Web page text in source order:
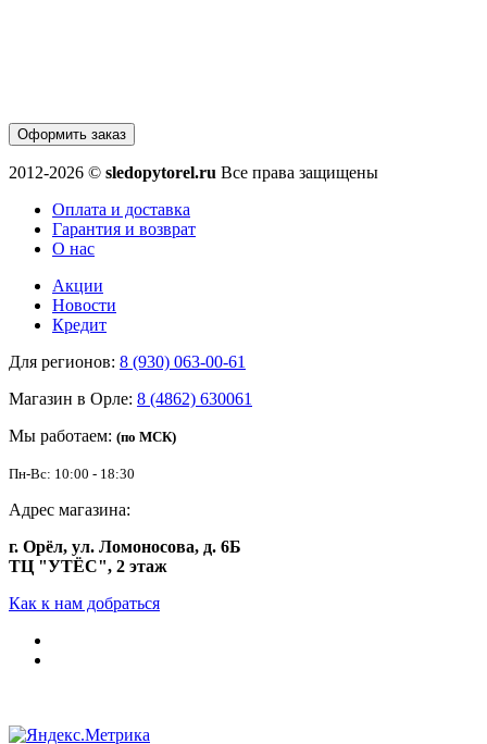
Оформить заказ
2012-2026 © sledopytorel.ru Все права защищены
Оплата и доставка
Гарантия и возврат
О нас
Акции
Новости
Кредит
Для регионов: 8 (930) 063-00-61
Магазин в Орле: 8 (4862) 630061
Мы работаем: (по МСК)
Пн-Вс: 10:00 - 18:30
Адрес магазина:
г. Орёл, ул. Ломоносова, д. 6Б
ТЦ "УТЁС", 2 этаж
Как к нам добраться